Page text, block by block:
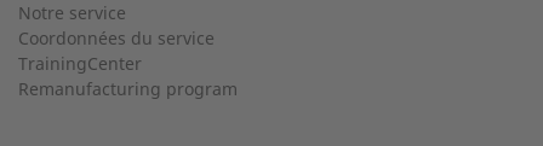
Ville
Service clientèle
Avez-vous des questions d'ordre général ?
Notre service
Coordonnées du service
TrainingCenter
Remanufacturing program